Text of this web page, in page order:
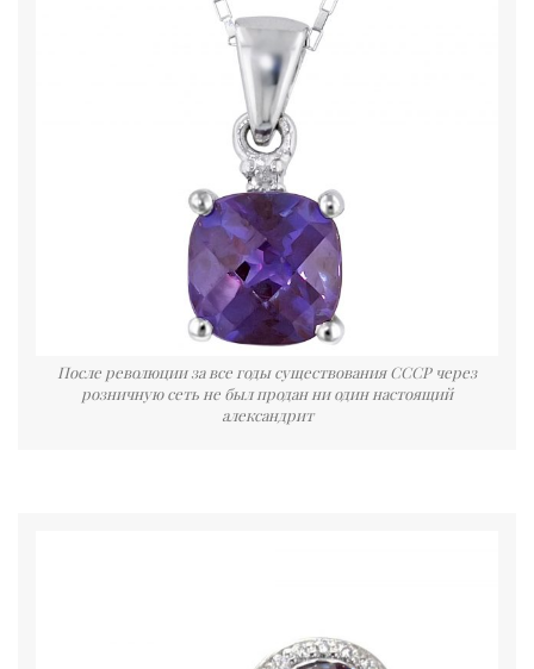
После революции за все годы существования СССР через
розничную сеть не был продан ни один настоящий
александрит